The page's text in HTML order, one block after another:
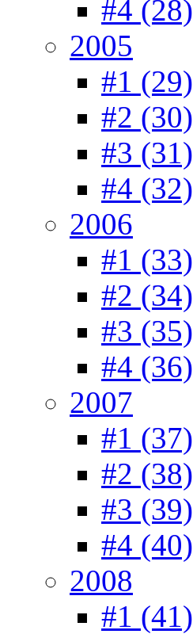
#4 (28)
2005
#1 (29)
#2 (30)
#3 (31)
#4 (32)
2006
#1 (33)
#2 (34)
#3 (35)
#4 (36)
2007
#1 (37)
#2 (38)
#3 (39)
#4 (40)
2008
#1 (41)